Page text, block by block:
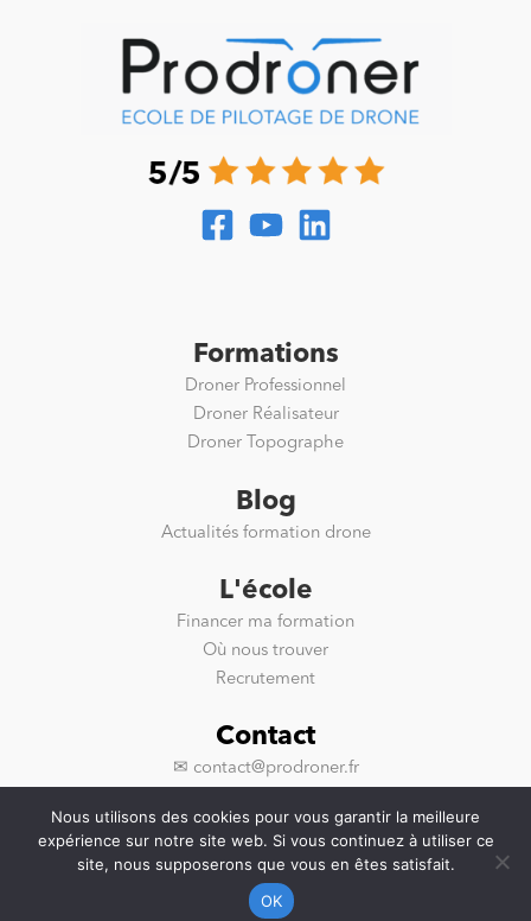
Formations
Droner Professionnel
Droner Réalisateur
Droner Topographe
Blog
Actualités formation drone
L'école
Financer ma formation
Où nous trouver
Recrutement
Contact
✉ contact@prodroner.fr
Nous utilisons des cookies pour vous garantir la meilleure
expérience sur notre site web. Si vous continuez à utiliser ce
site, nous supposerons que vous en êtes satisfait.
OK